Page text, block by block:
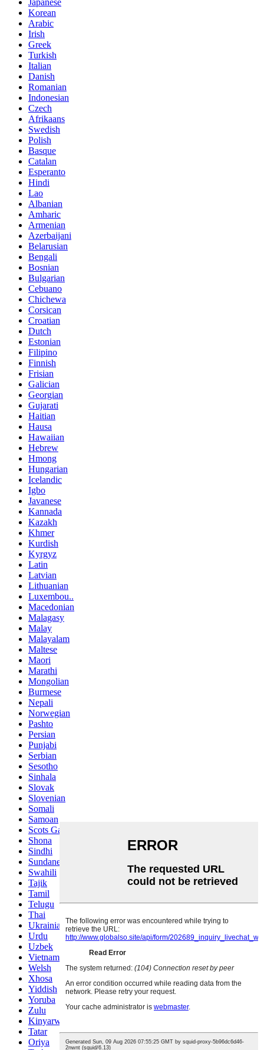
Japanese
Korean
Arabic
Irish
Greek
Turkish
Italian
Danish
Romanian
Indonesian
Czech
Afrikaans
Swedish
Polish
Basque
Catalan
Esperanto
Hindi
Lao
Albanian
Amharic
Armenian
Azerbaijani
Belarusian
Bengali
Bosnian
Bulgarian
Cebuano
Chichewa
Corsican
Croatian
Dutch
Estonian
Filipino
Finnish
Frisian
Galician
Georgian
Gujarati
Haitian
Hausa
Hawaiian
Hebrew
Hmong
Hungarian
Icelandic
Igbo
Javanese
Kannada
Kazakh
Khmer
Kurdish
Kyrgyz
Latin
Latvian
Lithuanian
Luxembou..
Macedonian
Malagasy
Malay
Malayalam
Maltese
Maori
Marathi
Mongolian
Burmese
Nepali
Norwegian
Pashto
Persian
Punjabi
Serbian
Sesotho
Sinhala
Slovak
Slovenian
Somali
Samoan
Scots Gaelic
Shona
Sindhi
Sundanese
Swahili
Tajik
Tamil
Telugu
Thai
Ukrainian
Urdu
Uzbek
Vietnamese
Welsh
Xhosa
Yiddish
Yoruba
Zulu
Kinyarwanda
Tatar
Oriya